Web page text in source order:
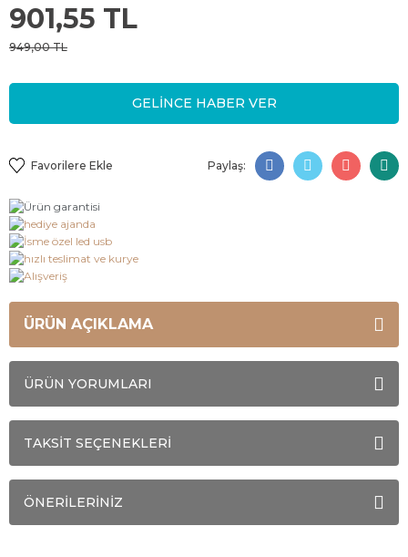
901,55 TL
949,00 TL
GELİNCE HABER VER
Paylaş:
ÜRÜN AÇIKLAMA
ÜRÜN YORUMLARI
TAKSİT SEÇENEKLERİ
ÖNERİLERİNİZ